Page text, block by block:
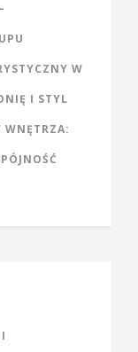
W
I STYL
WNĘTRZA: